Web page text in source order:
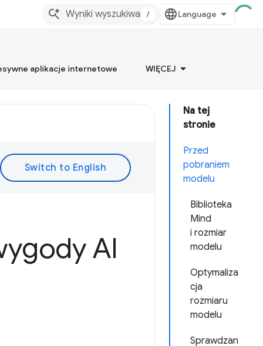
/
aplikacje internetowe WIĘCEJ
Na tej
stronie
Przed
pobraniem
modelu
Biblioteka
Mind
i rozmiar
modelu
Optymaliza
cja
rozmiaru
modelu
Sprawdzan
AI